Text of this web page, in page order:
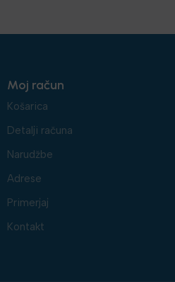
Moj račun
Košarica
Detalji računa
Narudžbe
Adrese
Primerjaj
Kontakt